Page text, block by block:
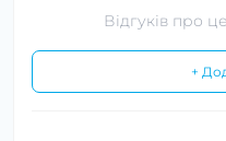
Відгуків про
+